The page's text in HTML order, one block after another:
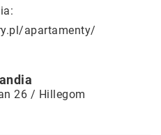
apartamenty/
26 / Hillegom